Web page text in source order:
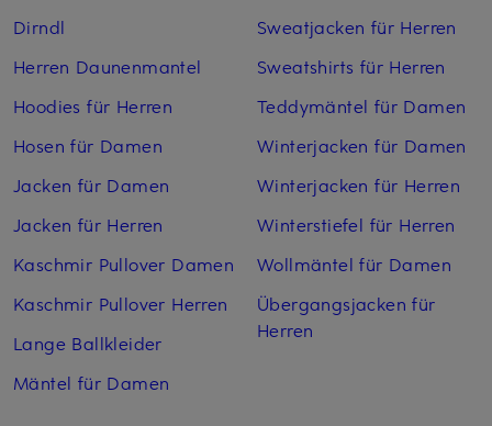
Dirndl
Herren Daunenmantel
Hoodies für Herren
Hosen für Damen
Jacken für Damen
Jacken für Herren
Kaschmir Pullover Damen
Kaschmir Pullover Herren
Lange Ballkleider
Mäntel für Damen
Sweatjacken für Herren
Sweatshirts für Herren
Teddymäntel für Damen
Winterjacken für Damen
Winterjacken für Herren
Winterstiefel für Herren
Wollmäntel für Damen
Übergangsjacken für
Herren